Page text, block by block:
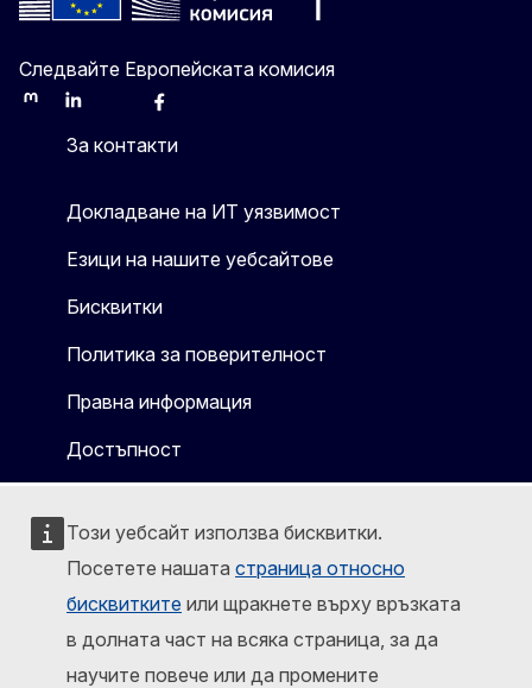
Този уебсайт използва бисквитки.
Посетете нашата страница относно
бисквитките или щракнете върху връзката
в долната част на всяка страница, за да
научите повече или да промените
Следвайте Европейската комисия
MastodonLinkedInBlueskyFacebook
За контакти
Докладване на ИТ уязвимост
Езици на нашите уебсайтове
Бисквитки
Политика за поверителност
Правна информация
Достъпност